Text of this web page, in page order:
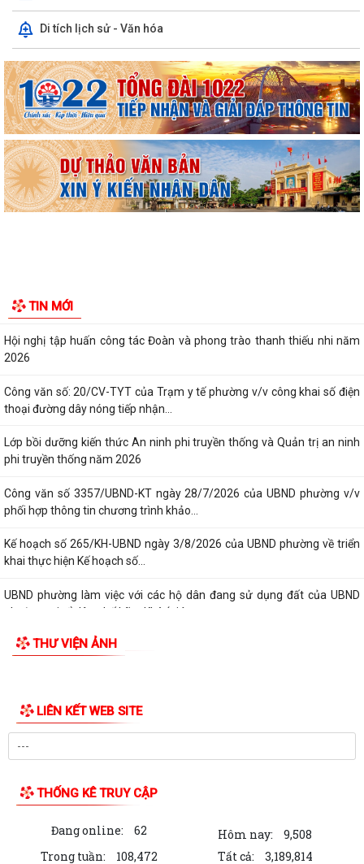
Di tích lịch sử - Văn hóa
TIN MỚI
UBND phường triển khai công tác khám sức khoẻ định kỳ, khám sàng
lọc miễn phí cho người dân trên...
Ban đại diện Hội đồng quản trị Ngân hàng Chính sách xã hội phường
Kiến An tổ chức phiên họp giao...
TỪ NGÀY 08/8/2026: NHIỀU THỦ TỤC HÀNH CHÍNH TRỰC TUYẾN TẠI
giữa năm 2026 HĐND thành phố...
Hội nghị tập huấn công tác Đoàn và phong trào thanh thiếu nhi năm
2026
Công văn số: 20/CV-TYT của Trạm y tế phường v/v công khai số điện
thoại đường dây nóng tiếp nhận...
Lớp bồi dưỡng kiến thức An ninh phi truyền thống và Quản trị an ninh
phi truyền thống năm 2026
Công văn số 3357/UBND-KT ngày 28/7/2026 của UBND phường v/v
phối hợp thông tin chương trình khảo...
Kế hoạch số 265/KH-UBND ngày 3/8/2026 của UBND phường về triển
khai thực hiện Kế hoạch số...
UBND phường làm việc với các hộ dân đang sử dụng đất của UBND
phường tại tổ dân phố Lãm Khê (giáp...
PHƯỜNG KIẾN AN THAM DỰ HỘI NGHỊ TRỰC TUYẾN THÀNH PHỐ VỀ
Lễ chào cờ tháng 8/2026
Thông báo số 1298/TB-UBND ngày 31/7/2026 về việc công bố kế
việc công bố kế hoạch, danh mục khu đất...
THƯ VIỆN ẢNH
LIÊN KẾT WEB SITE
THỐNG KÊ TRUY CẬP
Đang online: 62 Hôm nay:
9,508
Trong tuần:
108,472 Tất cả: 3,189,814